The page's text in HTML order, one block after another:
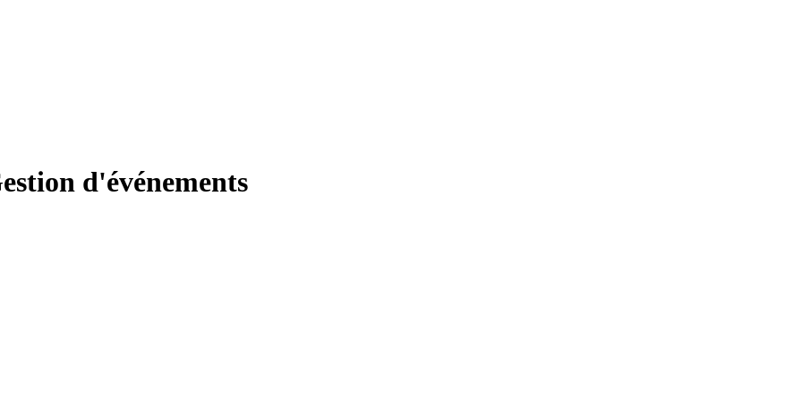
d'événements